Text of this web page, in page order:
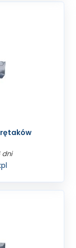
dni